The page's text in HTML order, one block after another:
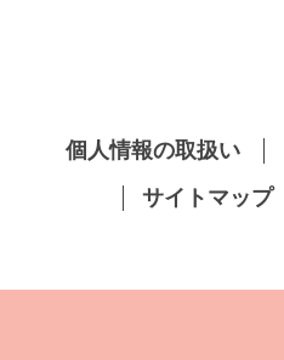
個人情報の取扱い
サイトマップ